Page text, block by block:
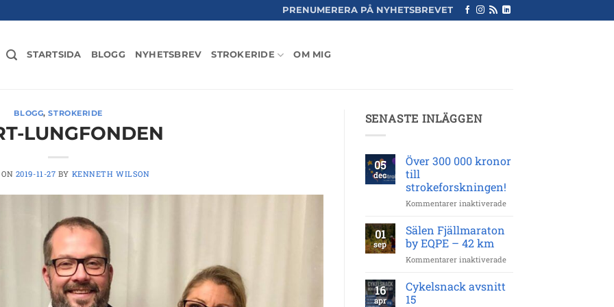
PRENUMERERA PÅ NYHETSBREVET
STARTSIDA BLOGG NYHETSBREV STROKERIDE OM MIG
BLOGG,STROKERIDE
LUNGFONDEN
2019-11-27 BY KENNETH WILSON
SENASTE INLÄGGEN
05
dec
Över 300 000 kronor
till
strokeforskningen!
Kommentarer inaktiveradeför
till
01
sep
Sälen Fjällmaraton
by EQPE – 42 km
Kommentarer inaktiveradeför
by
16
apr
Cykelsnack avsnitt
15